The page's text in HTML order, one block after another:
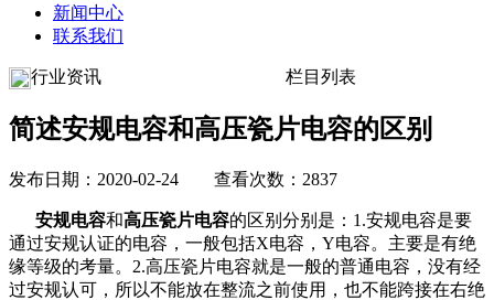
新闻中心
联系我们
行业资讯 栏目列表
简述安规电容和高压瓷片电容的区别
发布日期：2020-02-24 查看次数：2837
安规电容和高压瓷片电容的区别分别是：1.安规电容是要
通过安规认证的电容，一般包括X电容，Y电容。主要是有绝
缘等级的考量。2.高压瓷片电容就是一般的普通电容，没有经
过安规认可，所以不能放在整流之前使用，也不能跨接在右绝